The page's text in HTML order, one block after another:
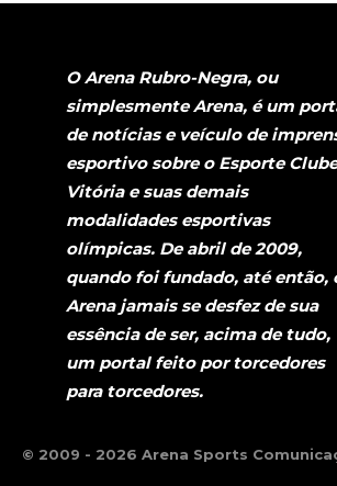
O Arena Rubro-Negra, ou
simplesmente Arena, é um
de notícias e veículo de
esportivo sobre o Esporte Clube
Vitória e suas demais
modalidades esportivas
olímpicas. De abril de 2009,
quando foi fundado, até então,
Arena jamais se desfez de sua
essência de ser, acima de tudo,
um portal feito por torcedores
para torcedores.
© 2009 - 2026 Arena Sports